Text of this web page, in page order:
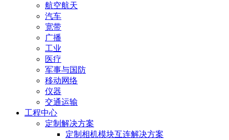
航空航天
汽车
宽带
广播
工业
医疗
军事与国防
移动网络
仪器
交通运输
工程中心
定制解决方案
定制相机模块互连解决方案